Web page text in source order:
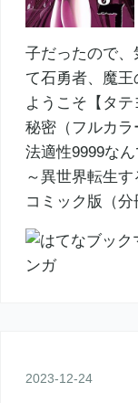
子だったので
て石勇者、魔
ようこそ【タ
秘密（フルカ
法適性9999な
～異世界転生
コミック版（
2023-12-24